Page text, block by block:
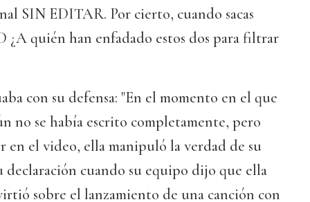
SIN EDITAR. Por cierto, cuando sacas
¿A quién han enfadado estos dos para filtrar
con su defensa: "En el momento en el que
no se había escrito completamente, pero
en el video, ella manipuló la verdad de su
declaración cuando su equipo dijo que ella
sobre el lanzamiento de una canción con